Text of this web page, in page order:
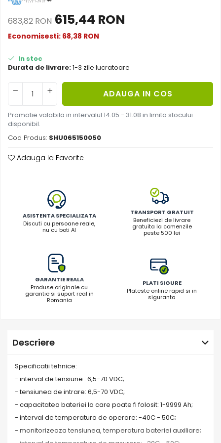
Componente sisteme de balcon
683,82 RON 615,44 RON
Economisesti: 68,38 RON
In stoc
Durata de livrare:1-3 zile lucratoare
ADAUGA IN COS
Promotie valabila in intervalul 14.05 - 31.08 in limita stocului
disponibil.
Cod Produs: SHU065150050
Adauga la Favorite
ASISTENTA SPECIALIZATA
Discuti cu persoane reale,
nu cu boti AI
TRANSPORT GRATUIT
Beneficiezi de livrare
gratuita la comenzile
peste 500 lei
GARANTIE REALA
Produse originale cu
garantie si suport real in
Romania
PLATI SIGURE
Plateste online rapid si in
siguranta
Descriere
Specificatii tehnice:
- interval de tensiune : 6,5-70 VDC;
- tensiunea de intrare: 6,5-70 VDC;
- capacitatea bateriei la care poate fi folosit: 1-9999 Ah;
- interval de temperatura de operare: -40C - 50C;
- monitorizeaza tensiunea, temperatura bateriei auxiliare;